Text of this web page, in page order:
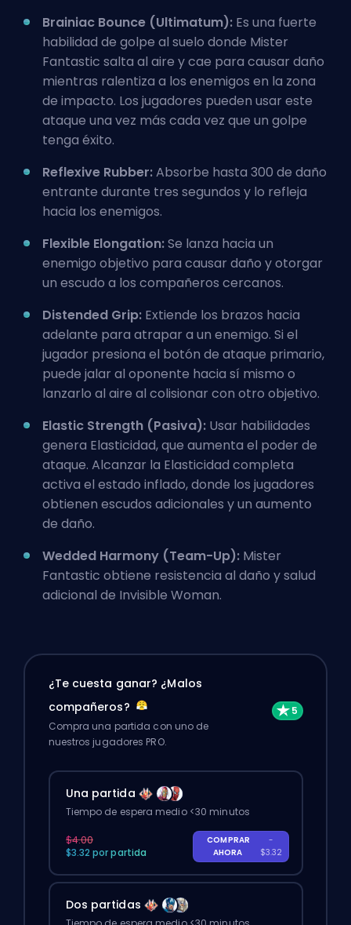
Brainiac Bounce (Ultimatum): Es una fuerte
habilidad de golpe al suelo donde Mister
Fantastic salta al aire y cae para causar daño
mientras ralentiza a los enemigos en la zona
de impacto. Los jugadores pueden usar este
ataque una vez más cada vez que un golpe
tenga éxito.
Reflexive Rubber:Absorbe hasta 300 de daño
entrante durante tres segundos y lo refleja
hacia los enemigos.
Flexible Elongation:Se lanza hacia un
enemigo objetivo para causar daño y otorgar
un escudo a los compañeros cercanos.
Distended Grip: Extiende los brazos hacia
adelante para atrapar a un enemigo. Si el
jugador presiona el botón de ataque primario,
puede jalar al oponente hacia sí mismo o
lanzarlo al aire al colisionar con otro objetivo.
Elastic Strength (Pasiva): Usar habilidades
genera Elasticidad, que aumenta el poder de
ataque. Alcanzar la Elasticidad completa
activa el estado inflado, donde los jugadores
obtienen escudos adicionales y un aumento
de daño.
Wedded Harmony (Team-Up): Mister
Fantastic obtiene resistencia al daño y salud
adicional de Invisible Woman.
¿Te cuesta ganar? ¿Malos
compañeros?
Compra una partida con uno de
nuestros jugadores PRO.
Una partida
Tiempo de espera medio <30 minutos
$4.00
$3.32 por partida
COMPRAR
AHORA
-
$3.32
Dos partidas